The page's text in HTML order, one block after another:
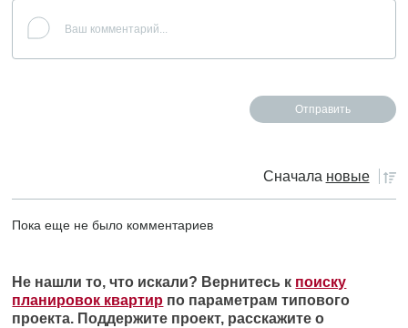
Сначала новые
Пока еще не было комментариев
Не нашли то, что искали? Вернитесь к поиску
планировок квартир по параметрам типового
проекта. Поддержите проект, расскажите о